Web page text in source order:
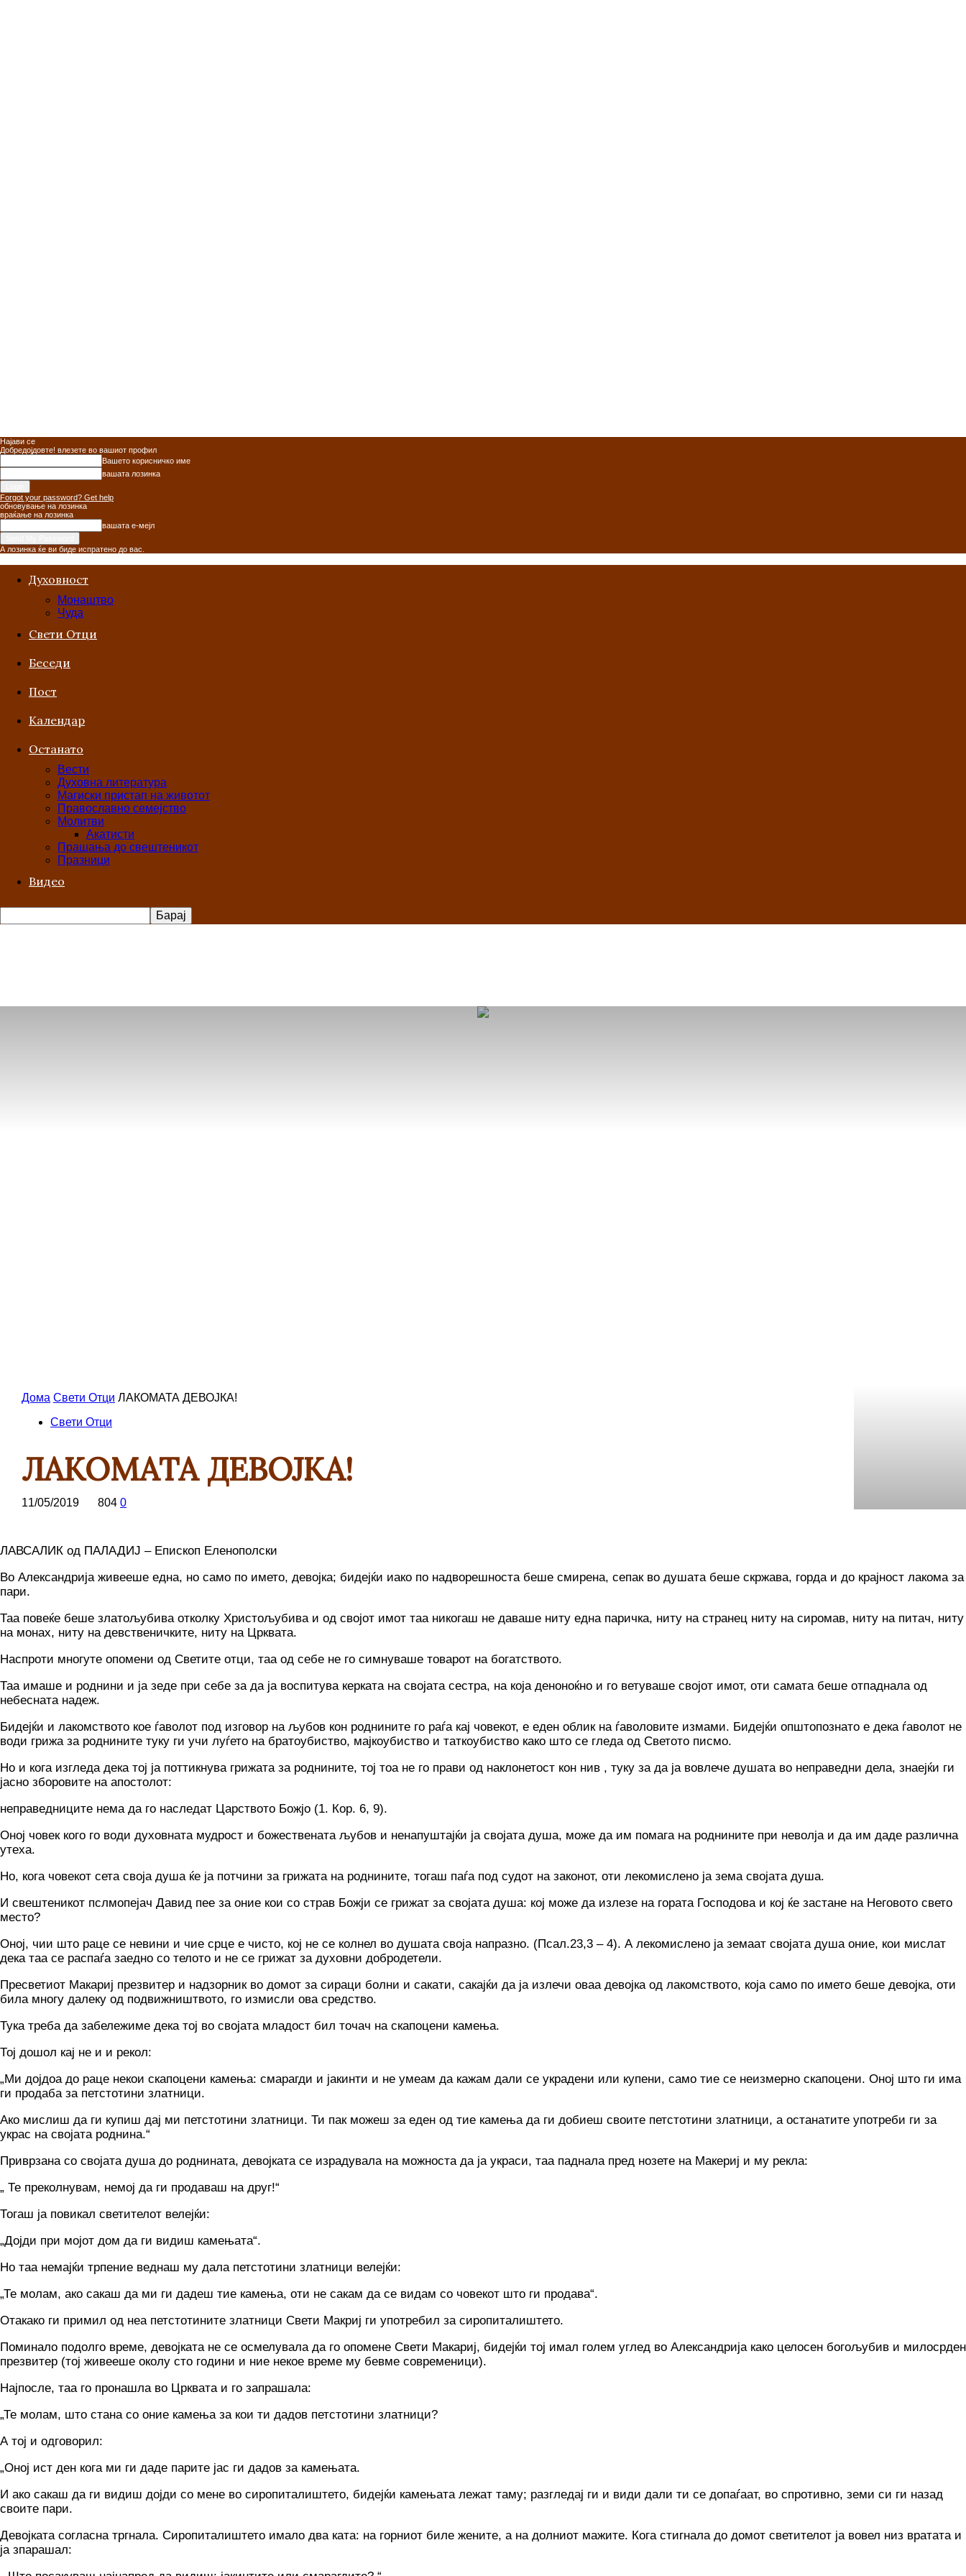
Најави се
Добредојдовте! влезете во вашиот профил
Вашето корисничко име
вашата лозинка
Forgot your password? Get help
обновување на лозинка
враќање на лозинка
вашата е-мејл
А лозинка ќе ви биде испратено до вас.
Духовност
Монаштво
Чуда
Свети Отци
Беседи
Пост
Kалендар
Останато
Вести
Духовна литература
Магиски пристап на животот
Православно семејство
Молитви
Акатисти
Прашања до свештеникот
Празници
Видео
Дома Свети Отци ЛАКОМАТА ДЕВОЈКА!
Свети Отци
ЛАКОМАТА ДЕВОЈКА!
11/05/2019 804 0
ЛАВСАЛИК од ПАЛАДИЈ – Епископ Еленополски
Во Александрија живееше една, но само по името, девојка; бидејќи иако по надворешноста беше смирена, сепак во душата беше скржава, горда и до крајност лакома за
пари.
Таа повеќе беше златољубива отколку Христољубива и од својот имот таа никогаш не даваше ниту една паричка, ниту на странец ниту на сиромав, ниту на питач, ниту
на монах, ниту на девственичките, ниту на Црквата.
Наспроти многуте опомени од Светите отци, таа од себе не го симнуваше товарот на богатството.
Таа имаше и роднини и ја зеде при себе за да ја воспитува керката на својата сестра, на која деноноќно и го ветуваше својот имот, оти самата беше отпаднала од
небесната надеж.
Бидејќи и лакомството кое ѓаволот под изговор на љубов кон роднините го раѓа кај човекот, е еден облик на ѓаволовите измами. Бидејќи општопознато е дека ѓаволот не
води грижа за роднините туку ги учи луѓето на братоубиство, мајкоубиство и таткоубиство како што се гледа од Светото писмо.
Но и кога изгледа дека тој ја поттикнува грижата за роднините, тој тоа не го прави од наклонетост кон нив , туку за да ја вовлече душата во неправедни дела, знаејќи ги
јасно зборовите на апостолот:
неправедниците нема да го наследат Царството Божјо (1. Кор. 6, 9).
Оној човек кого го води духовната мудрост и божествената љубов и ненапуштајќи ја својата душа, може да им помага на роднините при неволја и да им даде различна
утеха.
Но, кога човекот сета своја душа ќе ја потчини за грижата на роднините, тогаш паѓа под судот на законот, оти лекомислено ја зема својата душа.
И свештеникот пслмопејач Давид пее за оние кои со страв Божји се грижат за својата душа: кој може да излезе на гората Господова и кој ќе застане на Неговото свето
место?
Оној, чии што раце се невини и чие срце е чисто, кој не се колнел во душата своја напразно. (Псал.23,3 – 4). А лекомислено ја земаат својата душа оние, кои мислат
дека таа се распаѓа заедно со телото и не се грижат за духовни добродетели.
Пресветиот Макариј презвитер и надзорник во домот за сираци болни и сакати, сакајќи да ја излечи оваа девојка од лакомството, која само по името беше девојка, оти
била многу далеку од подвижништвото, го измисли ова средство.
Тука треба да забележиме дека тој во својата младост бил точач на скапоцени камења.
Тој дошол кај не и и рекол:
„Ми дојдоа до раце некои скапоцени камења: смарагди и јакинти и не умеам да кажам дали се украдени или купени, само тие се неизмерно скапоцени. Оној што ги има
ги продаба за петстотини златници.
Ако мислиш да ги купиш дај ми петстотини златници. Ти пак можеш за еден од тие камења да ги добиеш своите петстотини златници, а останатите употреби ги за
украс на својата роднина.“
Приврзана со својата душа до роднината, девојката се израдувала на можноста да ја украси, таа паднала пред нозете на Макериј и му рекла:
„ Те преколнувам, немој да ги продаваш на друг!“
Тогаш ја повикал светителот велејќи:
„Дојди при мојот дом да ги видиш камењата“.
Но таа немајќи трпение веднаш му дала петстотини златници велејќи:
„Те молам, ако сакаш да ми ги дадеш тие камења, оти не сакам да се видам со човекот што ги продава“.
Отакако ги примил од неа петстотините златници Свети Макриј ги употребил за сиропиталиштето.
Поминало подолго време, девојката не се осмелувала да го опомене Свети Макариј, бидејќи тој имал голем углед во Александрија како целосен богољубив и милосрден
презвитер (тој живееше околу сто години и ние некое време му бевме современици).
Најпосле, таа го пронашла во Црквата и го запрашала:
„Те молам, што стана со оние камења за кои ти дадов петстотини златници?
А тој и одговорил:
„Оној ист ден кога ми ги даде парите јас ги дадов за камењата.
И ако сакаш да ги видиш дојди со мене во сиропиталиштето, бидејќи камењата лежат таму; разгледај ги и види дали ти се допаѓаат, во спротивно, земи си ги назад
своите пари.
Девојката согласна тргнала. Сиропиталиштето имало два ката: на горниот биле жените, а на долниот мажите. Кога стигнала до домот светителот ја вовел низ вратата и
ја зпарашал: